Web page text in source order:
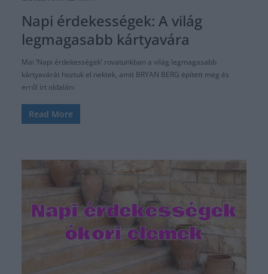
Napi érdekességek: A világ
legmagasabb kártyavára
Mai ‘Napi érdekességek’ rovatunkban a világ legmagasabb
kártyavárát hoztuk el nektek, amit BRYAN BERG épített meg és
erről írt oldalán:
Read More